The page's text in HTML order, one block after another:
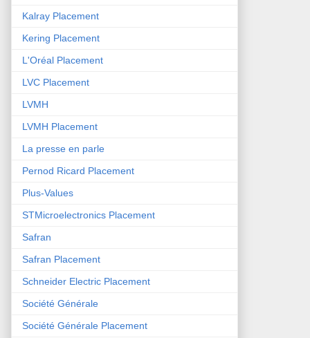
Kalray Placement
Kering Placement
L'Oréal Placement
LVC Placement
LVMH
LVMH Placement
La presse en parle
Pernod Ricard Placement
Plus-Values
STMicroelectronics Placement
Safran
Safran Placement
Schneider Electric Placement
Société Générale
Société Générale Placement